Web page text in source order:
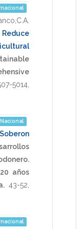
5014
Nacional
Soberon
años
43-52